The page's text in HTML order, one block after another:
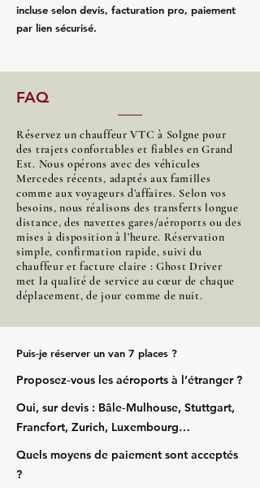
incluse selon devis, facturation pro, paiement
par lien sécurisé.
FAQ
Réservez un chauffeur VTC à Solgne pour
des trajets confortables et fiables en Grand
Est. Nous opérons avec des véhicules
Mercedes récents, adaptés aux familles
comme aux voyageurs d’affaires. Selon vos
besoins, nous réalisons des transferts longue
distance, des navettes gares/aéroports ou des
mises à disposition à l’heure. Réservation
simple, confirmation rapide, suivi du
chauffeur et facture claire : Ghost Driver
met la qualité de service au cœur de chaque
déplacement, de jour comme de nuit.
Puis‑je réserver un van 7 places ?
Proposez‑vous les aéroports à l’étranger ?
Oui, sur devis : Bâle‑Mulhouse, Stuttgart,
Francfort, Zurich, Luxembourg…
Quels moyens de paiement sont acceptés
?